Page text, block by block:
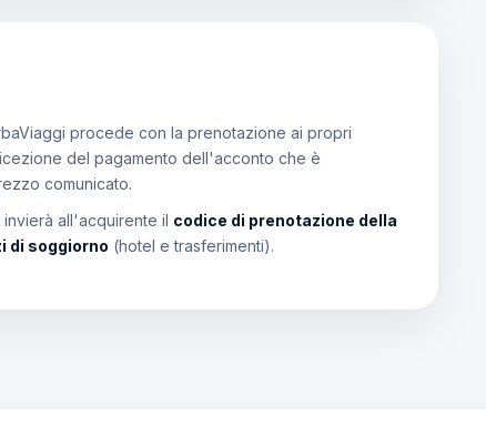
procede con la prenotazione ai propri
del pagamento dell'acconto che è
comunicato.
all'acquirente il codice di prenotazione della
di soggiorno (hotel e trasferimenti).